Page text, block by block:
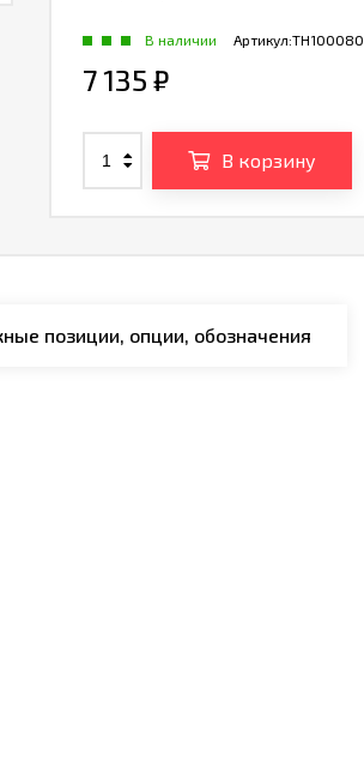
Артикул:TH100080
В наличии
7 135 ₽
В корзину
позиции, опции, обозначения